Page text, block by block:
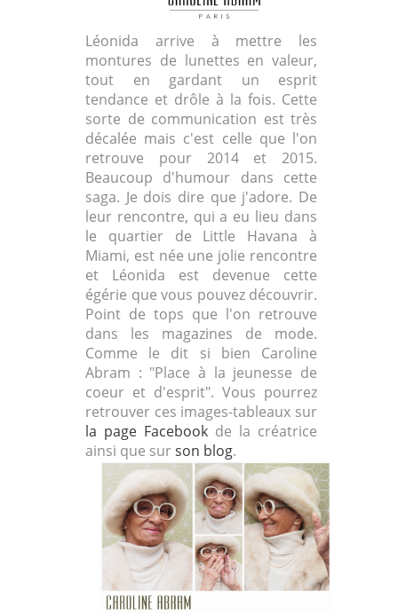
Léonida arrive à mettre les
montures de lunettes en valeur,
tout en gardant un esprit
tendance et drôle à la fois. Cette
sorte de communication est très
décalée mais c'est celle que l'on
retrouve pour 2014 et 2015.
Beaucoup d'humour dans cette
saga. Je dois dire que j'adore. De
leur rencontre, qui a eu lieu dans
le quartier de Little Havana à
Miami, est née une jolie rencontre
et Léonida est devenue cette
égérie que vous pouvez découvrir.
Point de tops que l'on retrouve
dans les magazines de mode.
Comme le dit si bien Caroline
Abram : "Place à la jeunesse de
coeur et d'esprit". Vous pourrez
retrouver ces images-tableaux sur
la page Facebook de la créatrice
ainsi que surson blog.